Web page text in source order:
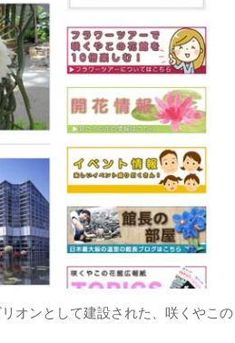
オンとして建設された、咲くやこの